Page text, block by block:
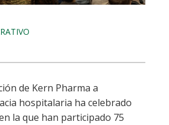
de Kern Pharma a
hospitalaria ha celebrado
la que han participado 75